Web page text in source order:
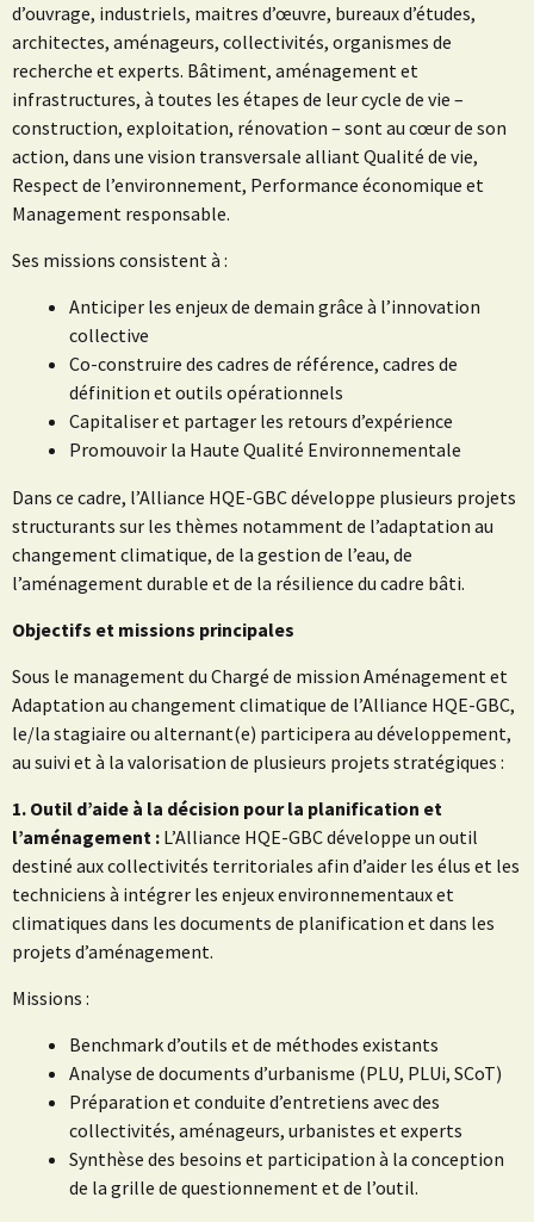
d’ouvrage, industriels, maitres d’œuvre, bureaux d’études,
architectes, aménageurs, collectivités, organismes de
recherche et experts. Bâtiment, aménagement et
infrastructures, à toutes les étapes de leur cycle de vie –
construction, exploitation, rénovation – sont au cœur de son
action, dans une vision transversale alliant Qualité de vie,
Respect de l’environnement, Performance économique et
Management responsable.
Ses missions consistent à :
Anticiper les enjeux de demain grâce à l’innovation
collective
Co-construire des cadres de référence, cadres de
définition et outils opérationnels
Capitaliser et partager les retours d’expérience
Promouvoir la Haute Qualité Environnementale
Dans ce cadre, l’Alliance HQE-GBC développe plusieurs projets
structurants sur les thèmes notamment de l’adaptation au
changement climatique, de la gestion de l’eau, de
l’aménagement durable et de la résilience du cadre bâti.
Objectifs et missions principales
Sous le management du Chargé de mission Aménagement et
Adaptation au changement climatique de l’Alliance HQE-GBC,
le/la stagiaire ou alternant(e) participera au développement,
au suivi et à la valorisation de plusieurs projets stratégiques :
1. Outil d’aide à la décision pour la planification et
l’aménagement : L’Alliance HQE-GBC développe un outil
destiné aux collectivités territoriales afin d’aider les élus et les
techniciens à intégrer les enjeux environnementaux et
climatiques dans les documents de planification et dans les
projets d’aménagement.
Missions :
Benchmark d’outils et de méthodes existants
Analyse de documents d’urbanisme (PLU, PLUi, SCoT)
Préparation et conduite d’entretiens avec des
collectivités, aménageurs, urbanistes et experts
Synthèse des besoins et participation à la conception
de la grille de questionnement et de l’outil.